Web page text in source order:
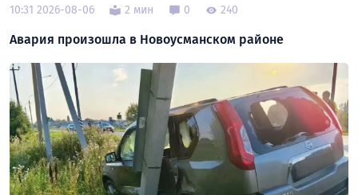
10:31 2026-08-06 2 мин 0 240
Авария произошла в Новоусманском районе